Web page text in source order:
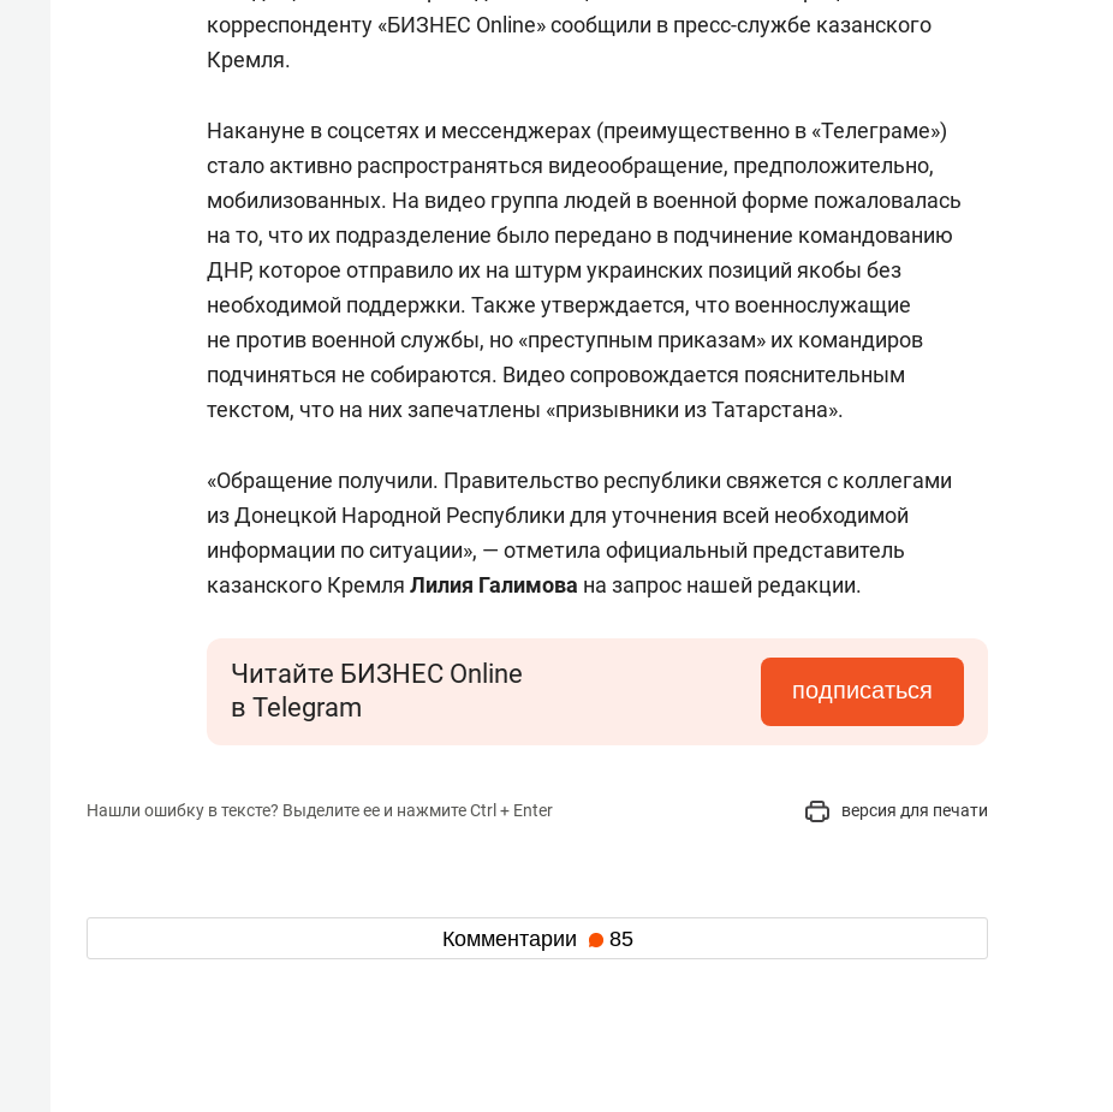
корреспонденту «БИЗНЕС Online» сообщили в пресс-службе казанского
Кремля.
Накануне в соцсетях и мессенджерах (преимущественно в «Телеграме»)
стало активно распространяться видеообращение, предположительно,
мобилизованных. На видео группа людей в военной форме пожаловалась
на то, что их подразделение было передано в подчинение командованию
ДНР, которое отправило их на штурм украинских позиций якобы без
необходимой поддержки. Также утверждается, что военнослужащие
не против военной службы, но «преступным приказам» их командиров
подчиняться не собираются. Видео сопровождается пояснительным
текстом, что на них запечатлены «призывники из Татарстана».
«Обращение получили. Правительство республики свяжется с коллегами
из Донецкой Народной Республики для уточнения всей необходимой
информации по ситуации», — отметила официальный представитель
казанского Кремля Лилия Галимова на запрос нашей редакции.
Читайте БИЗНЕС Online
в Telegram
подписаться
Нашли ошибку в тексте? Выделите ее и нажмите Ctrl + Enter версия для печати
Комментарии 85
состоянием как основа